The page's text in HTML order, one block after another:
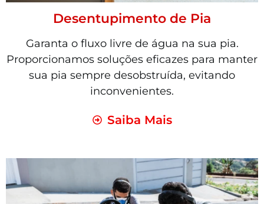
Desentupimento de Pia
Garanta o fluxo livre de água na sua pia.
Proporcionamos soluções eficazes para manter
sua pia sempre desobstruída, evitando
inconvenientes.
Saiba Mais